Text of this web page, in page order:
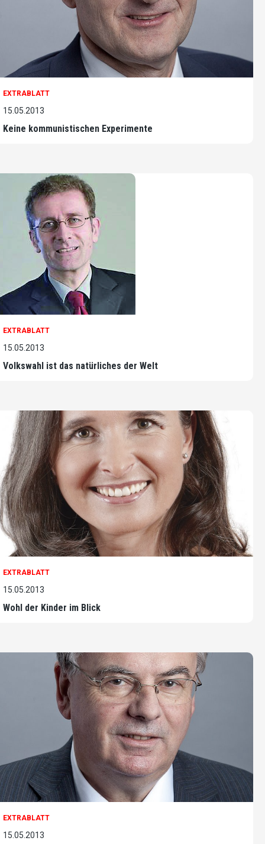
EXTRABLATT
15.05.2013
Keine kommunistischen Experimente
EXTRABLATT
15.05.2013
Volkswahl ist das natürliches der Welt
EXTRABLATT
15.05.2013
Wohl der Kinder im Blick
EXTRABLATT
15.05.2013